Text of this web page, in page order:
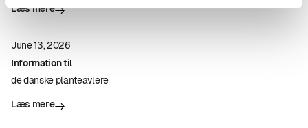
Læs mere
June 13, 2026
Information til
de danske planteavlere
Læs mere